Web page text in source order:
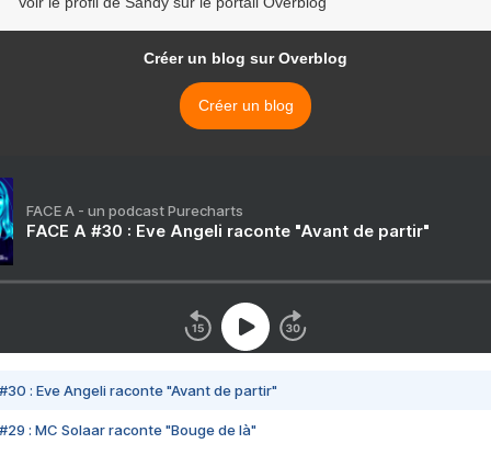
Créer un blog sur Overblog
Créer un blog
FACE A - un podcast Purecharts
FACE A #30 : Eve Angeli raconte "Avant de partir"
#30 : Eve Angeli raconte "Avant de partir"
#29 : MC Solaar raconte "Bouge de là"